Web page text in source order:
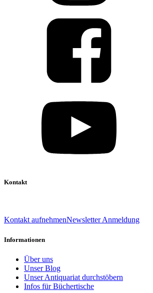
Kontakt
Kontakt aufnehmenNewsletter Anmeldung
Informationen
Über uns
Unser Blog
Unser Antiquariat durchstöbern
Infos für Büchertische